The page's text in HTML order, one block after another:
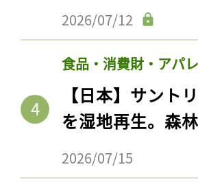
2026/07/12
食品・消費財・アパ
【日本】サント
を湿地再生。森
2026/07/15